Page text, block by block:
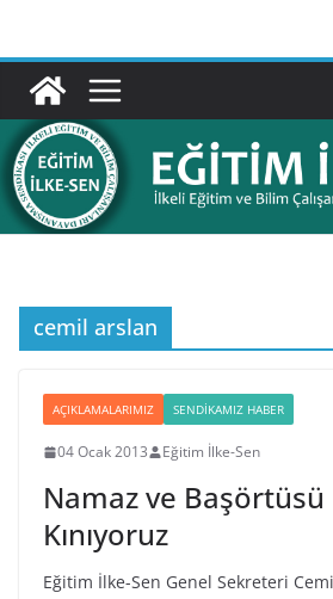
content
cemil arslan
AÇIKLAMALARIMIZ SENDIKAMIZ HABER
04 Ocak 2013 Eğitim İlke-Sen
Namaz ve Başörtüsü
Kınıyoruz
Eğitim İlke-Sen Genel Sekreteri